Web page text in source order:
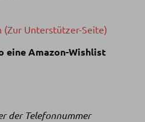
Unterstützer-Seite)
eine Amazon-Wishlist
der Telefonnummer